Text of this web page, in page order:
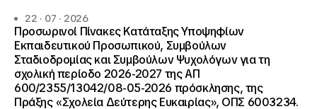
22 · 07 · 2026
Προσωρινοί Πίνακες Κατάταξης Υποψηφίων
Εκπαιδευτικού Προσωπικού, Συμβούλων
Σταδιοδρομίας και Συμβούλων Ψυχολόγων για τη
σχολική περίοδο 2026-2027 της ΑΠ
600/2355/13042/08-05-2026 πρόσκλησης, της
Πράξης «Σχολεία Δεύτερης Ευκαιρίας», ΟΠΣ 6003234.